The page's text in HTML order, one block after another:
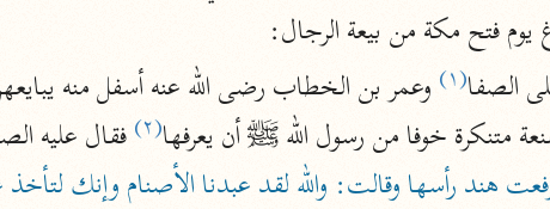
نحو ١١ مجلدًا
التسهيل لعلوم التنزيل
ابن جُزَيّ (٧٤١ هـ)
نحو ٣ مجلدات
فتح مكة من بيعة الرجال:
الصفا(١)
متنكرة خوفا من رسول الله ﷺ أن يعرفها(٢) فقال عليه